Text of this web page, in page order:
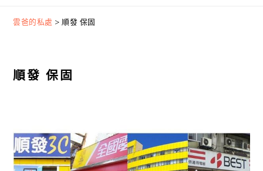
雲爸的私處 > 順發 保固
順發 保固